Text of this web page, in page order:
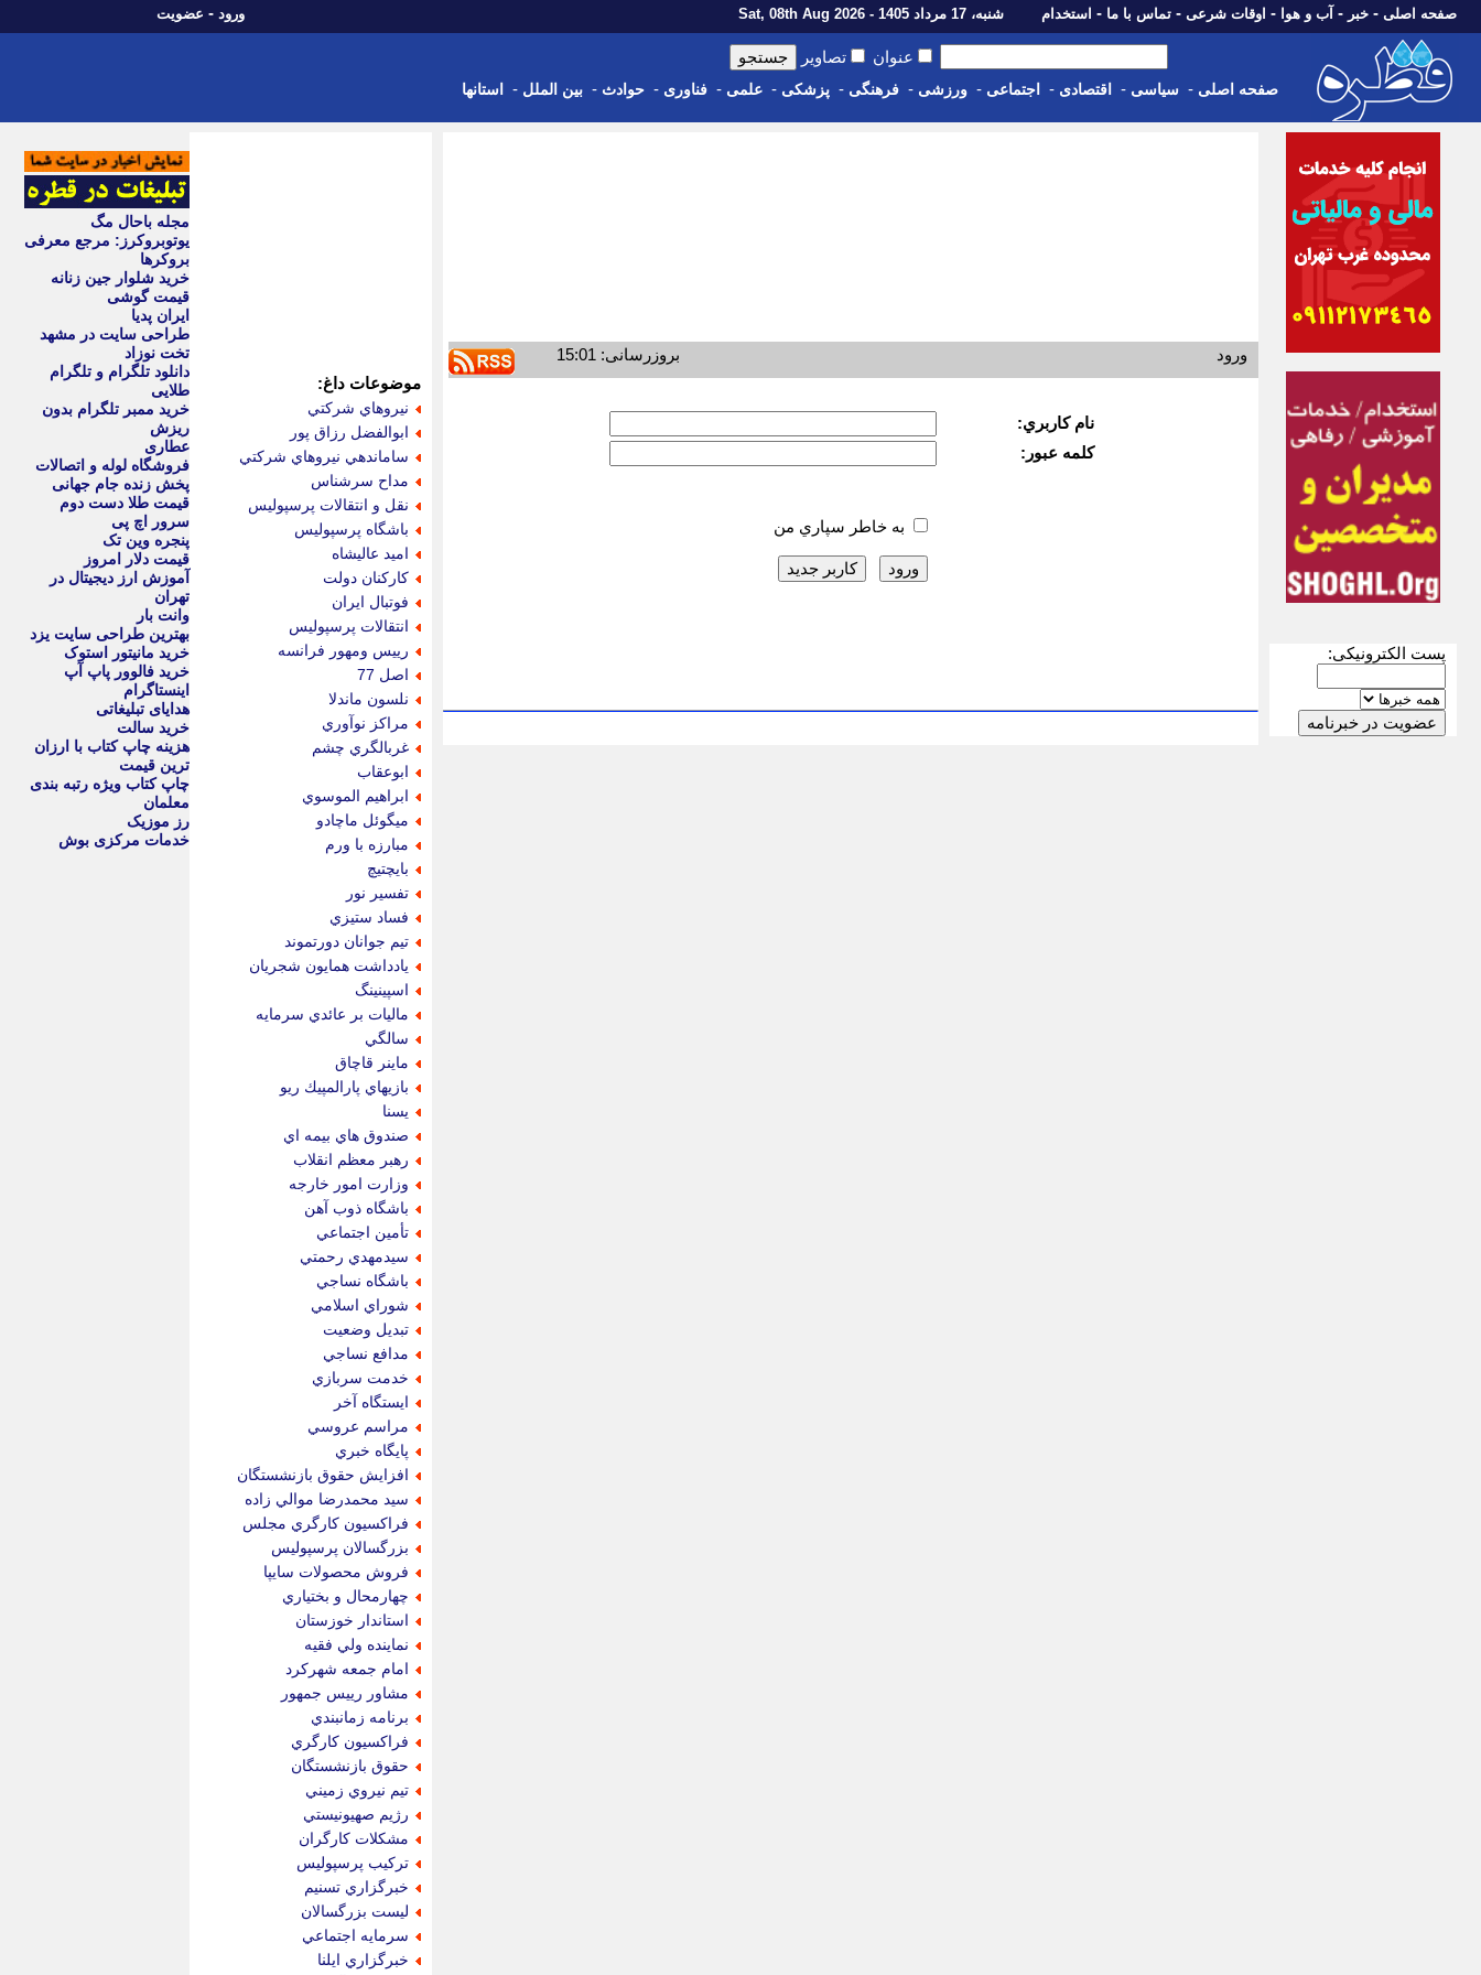
صفحه اصلی - خبر - آب و هوا - اوقات شرعی - تماس با ما - استخدام شنبه، 17 مرداد 1405 - Sat, 08th Aug 2026 ورود - عضویت
عنوان تصاویر
صفحه اصلی - سیاسی - اقتصادی - اجتماعی - ورزشی - فرهنگی - پزشکی - علمی - فناوری - حوادث - بین الملل - استانها
پست الکترونیکی:
ورود بروزرسانی: 15:01
نام كاربري:
كلمه عبور:
به خاطر سپاري من
موضوعات داغ:
نيروهاي شركتي
ابوالفضل رزاق پور
ساماندهي نيروهاي شركتي
مداح سرشناس
نقل و انتقالات پرسپوليس
باشگاه پرسپوليس
اميد عاليشاه
كاركنان دولت
فوتبال ايران
انتقالات پرسپوليس
رييس ومهور فرانسه
اصل 77
نلسون ماندلا
مراكز نوآوري
غربالگري چشم
ابوعقاب
ابراهيم الموسوي
ميگوئل ماچادو
مبارزه با ورم
بايچتيچ
تفسير نور
فساد ستيزي
تيم جوانان دورتموند
يادداشت همايون شجريان
اسپينينگ
ماليات بر عائدي سرمايه
سالگي
ماينر قاچاق
بازيهاي پارالمپيك ريو
يسنا
صندوق هاي بيمه اي
رهبر معظم انقلاب
وزارت امور خارجه
باشگاه ذوب آهن
تأمين اجتماعي
سيدمهدي رحمتي
باشگاه نساجي
شوراي اسلامي
تبديل وضعيت
مدافع نساجي
خدمت سربازي
ايستگاه آخر
مراسم عروسي
پايگاه خبري
افزايش حقوق بازنشستگان
سيد محمدرضا موالي زاده
فراكسيون كارگري مجلس
بزرگسالان پرسپوليس
فروش محصولات سايپا
چهارمحال و بختياري
استاندار خوزستان
نماينده ولي فقيه
امام جمعه شهركرد
مشاور رييس جمهور
برنامه زمانبندي
فراكسيون كارگري
حقوق بازنشستگان
تيم نيروي زميني
رژيم صهيونيستي
مشكلات كارگران
تركيب پرسپوليس
خبرگزاري تسنيم
ليست بزرگسالان
سرمايه اجتماعي
خبرگزاري ايلنا
مجله باحال مگ
یوتوبروکرز: مرجع معرفی
بروکرها
خرید شلوار جین زنانه
قیمت گوشی
ایران پدیا
طراحی سایت در مشهد
تخت نوزاد
دانلود تلگرام و تلگرام
طلایی
خرید ممبر تلگرام بدون
ریزش
عطاری
فروشگاه لوله و اتصالات
پخش زنده جام جهانی
قیمت طلا دست دوم
سرور اچ پی
پنجره وین تک
قیمت دلار امروز
آموزش ارز دیجیتال در
تهران
وانت بار
بهترین طراحی سایت یزد
خرید مانیتور استوک
خرید فالوور پاپ آپ
اینستاگرام
هدایای تبلیغاتی
خرید سالت
هزینه چاپ کتاب با ارزان
ترین قیمت
چاپ کتاب ویژه رتبه بندی
معلمان
رز موزیک
خدمات مرکزی بوش